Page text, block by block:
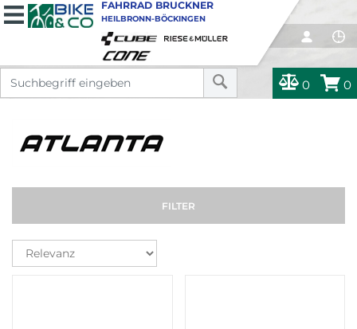
0 0
FAHRRAD BRUCKNER
HEILBRONN-BÖCKINGEN
FILTER